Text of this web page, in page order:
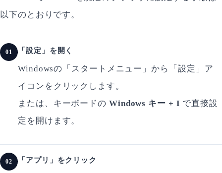
以下のとおりです。
01 「設定」を開く
Windowsの「スタートメニュー」から「設定」ア
イコンをクリックします。
または、キーボードの Windows キー + I で直接設
定を開けます。
02 「アプリ」をクリック